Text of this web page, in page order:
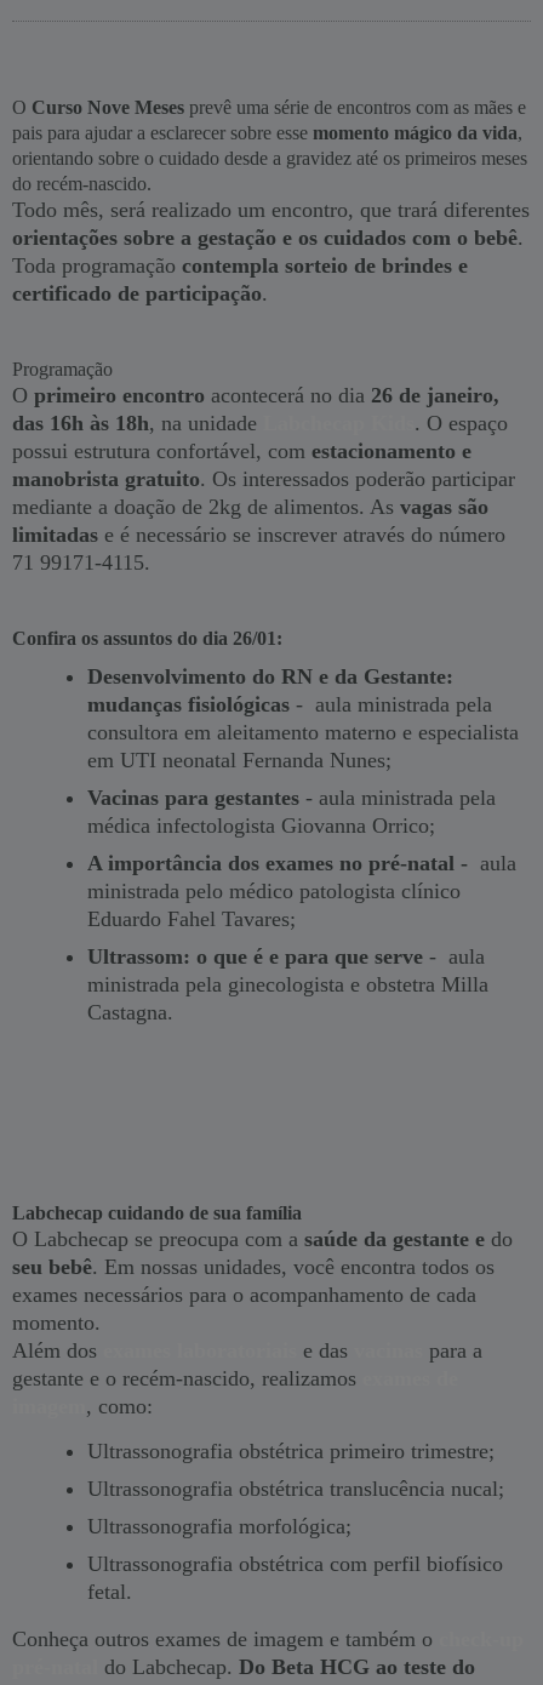
O Curso Nove Meses prevê uma série de encontros com as mães e
pais para ajudar a esclarecer sobre esse momento mágico da vida,
orientando sobre o cuidado desde a gravidez até os primeiros meses
do recém-nascido.
Todo mês, será realizado um encontro, que trará diferentes
orientações sobre a gestação e os cuidados com o bebê.
Toda programação contempla sorteio de brindes e
certificado de participação.
Programação
O primeiro encontro acontecerá no dia 26 de janeiro,
das 16h às 18h, na unidade
. O espaço
possui estrutura confortável, com estacionamento e
manobrista gratuito. Os interessados poderão participar
mediante a doação de 2kg de alimentos. As vagas são
limitadas e é necessário se inscrever através do número
71 99171-4115.
Confira os assuntos do dia 26/01:
Desenvolvimento do RN e da Gestante:
mudanças fisiológicas - aula ministrada pela
consultora em aleitamento materno e especialista
em UTI neonatal Fernanda Nunes;
Vacinas para gestantes - aula ministrada pela
médica infectologista Giovanna Orrico;
A importância dos exames no pré-natal - aula
ministrada pelo médico patologista clínico
Eduardo Fahel Tavares;
Ultrassom: o que é e para que serve - aula
ministrada pela ginecologista e obstetra Milla
Castagna.
Labchecap cuidando de sua família
O Labchecap se preocupa com a saúde da gestante e do
seu bebê. Em nossas unidades, você encontra todos os
exames necessários para o acompanhamento de cada
momento.
Além dos
e das
para a
gestante e o recém-nascido, realizamos
, como:
Ultrassonografia obstétrica primeiro trimestre;
Ultrassonografia obstétrica translucência nucal;
Ultrassonografia morfológica;
Ultrassonografia obstétrica com perfil biofísico
fetal.
Conheça outros exames de imagem e também o
do Labchecap. Do Beta HCG ao teste do